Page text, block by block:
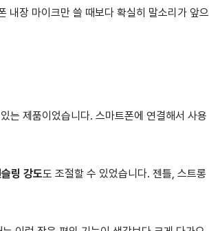
내장 마이크만 쓸 때보다 확실히 말소리가 앞으
는 제품이었습니다. 스마트폰에 연결해서 사용
링 강도도 조절할 수 있었습니다. 젠틀, 스트롱